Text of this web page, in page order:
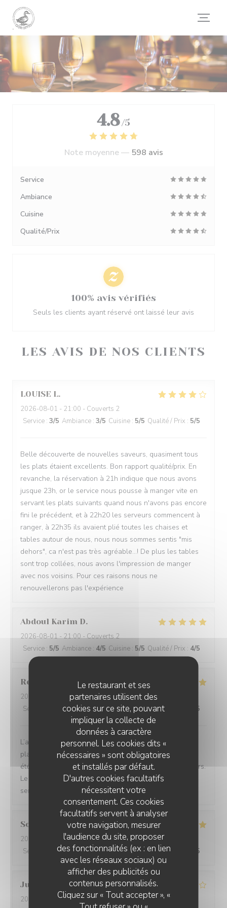
Personnalisation de vos choix en matière de cookies
Le restaurant et ses
partenaires utilisent des
cookies sur ce site, pouvant
impliquer la collecte de
données à caractère
personnel. Les cookies dits «
nécessaires » sont obligatoires
et installés par défaut.
D'autres cookies facultatifs
nécessitent votre
consentement. Ces cookies
facultatifs servent à analyser
votre navigation, mesurer
l'audience du site, proposer
des fonctionnalités (ex : en lien
avec les réseaux sociaux) ou
afficher des publicités ou
contenus personnalisés.
Cliquez sur « Tout accepter », «
LES AVIS DE NOS CLIENTS
LOUISE L
2026-08-01 - 21:00 - Couverts 2
Service : 3/5 Ambiance : 3/5 Cuisine : 5/5 Qualité / Prix : 5/5
Belle découverte de nouvelles saveurs, quasiment tous
les plats étaient excellents. Bon rapport qualité/prix. En
revanche, la réservation à 21h indique que nous avons
jusque 23h, or le service nous pousse à manger vite en
servant les plats suivants quand nous n'avons pas encore
fini le précédent, et à 22h20 les serveurs commencent à
ranger, à 22h35 ils avaient plié toutes les chaises et
tables autour de nous, nous nous sommes sentis "mis
dehors", ca n'est pas très agréable...! De plus les tables
sont trop collées, nous avons l'impression de manger
avec nos voisins. Pour ces raisons nous ne
renouvellerons pas l'expérience
Abdoul Karim D
2026-08-01- 21:00 - Couverts 2
Service : 5/5 Ambiance : 4/5 Cuisine : 5/5 Qualité / Prix : 4/5
Regis
2026-08-01
- 19:30 - Couverts 2
Service
Ambiance :5/5 Cuisine: 5/5 Qualité / Prix /5
L’accueil est très bon, nous avons pris la formule en 5
plats, quel voyage! Le service est parfait, et nous avons
été agréablement surpris par les associations de saveurs.
Le prix est raisonnable au vu du travail fourni, chef et
service au top.
Sophie
2026-08-01
- 21:00 - Couverts 3
Service
/5 Ambiance: 5/5 Cuisine :5/5 Qualité / Prix /5
Julien
2026-07-30 - 19:30 - Couverts 2
4.8 /5
Note moyenne — 598 avis
Service
Ambiance
Cuisine
Qualité/Prix
100% avis vérifiés
Seuls les clients ayant réservé ont laissé leur avis